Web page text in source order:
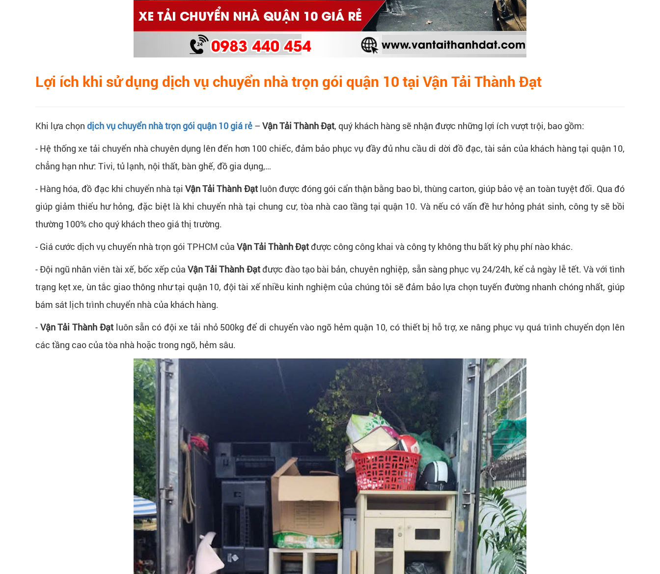
Lợi ích khi sử dụng dịch vụ chuyển nhà trọn gói quận 10 tại Vận Tải Thành Đạt
Khi lựa chọn dịch vụ chuyển nhà trọn gói quận 10 giá rẻ –Vận Tải Thành Đạt, quý khách hàng sẽ nhận được những lợi ích vượt trội, bao gồm:
- Hệ thống xe tải chuyển nhà chuyên dụng lên đến hơn 100 chiếc, đảm bảo phục vụ đầy đủ nhu cầu di dời đồ đạc, tài sản của khách hàng tại quận 10,
chẳng hạn như: Tivi, tủ lạnh, nội thất, bàn ghế, đồ gia dụng,…
- Hàng hóa, đồ đạc khi chuyển nhà tạiVận Tải Thành Đạtluôn được đóng gói cẩn thận bằng bao bì, thùng carton, giúp bảo vệ an toàn tuyệt đối. Qua đó
giúp giảm thiểu hư hỏng, đặc biệt là khi chuyển nhà tại chung cư, tòa nhà cao tầng tại quận 10. Và nếu có vấn đề hư hỏng phát sinh, công ty sẽ bồi
thường 100% cho quý khách theo giá thị trường.
- Giá cước dịch vụ chuyển nhà trọn gói TPHCM của Vận Tải Thành Đạt được công công khai và công ty không thu bất kỳ phụ phí nào khác.
- Đội ngũ nhân viên tài xế, bốc xếp củaVận Tải Thành Đạtđược đào tạo bài bản, chuyên nghiệp, sẵn sàng phục vụ 24/24h, kể cả ngày lễ tết. Và với tình
trạng kẹt xe, ùn tắc giao thông như tại quận 10, đội tài xế nhiều kinh nghiệm của chúng tôi sẽ đảm bảo lựa chọn tuyến đường nhanh chóng nhất, giúp
bám sát lịch trình chuyển nhà của khách hàng.
- Vận Tải Thành Đạtluôn sẵn có đội xe tải nhỏ 500kg để di chuyển vào ngõ hẻm quận 10, có thiết bị hỗ trợ, xe nâng phục vụ quá trình chuyển dọn lên
các tầng cao của tòa nhà hoặc trong ngõ, hẻm sâu.